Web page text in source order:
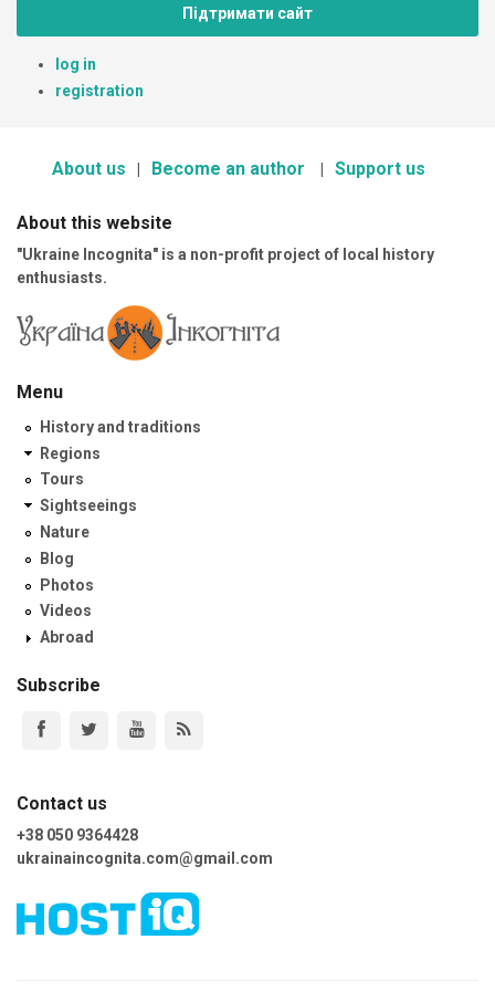
Підтримати сайт
log in
registration
About us Become an author Support us
About this website
"Ukraine Incognita" is a non-profit project of local history
enthusiasts.
Menu
History and traditions
Regions
Tours
Sightseeings
Nature
Blog
Photos
Videos
Abroad
Subscribe
Contact us
+38 050 9364428
ukrainaincognita.com@gmail.com